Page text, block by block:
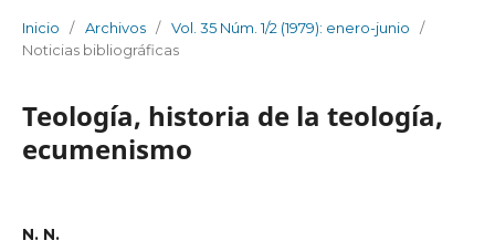
Inicio / Archivos / Vol. 35 Núm. 1/2 (1979): enero-junio
/
Noticias bibliográficas
Teología, historia de la teología,
ecumenismo
N. N.